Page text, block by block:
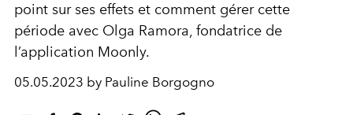
point sur ses effets et comment gérer cette
période avec Olga Ramora, fondatrice de
l’application Moonly.
05.05.2023 by Pauline Borgogno